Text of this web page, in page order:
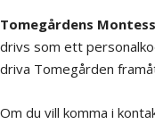
Tomegårdens
drivs som ett
driva Tomegården
Om du vill komma i